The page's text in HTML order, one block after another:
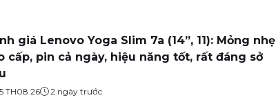
giá Lenovo Yoga Slim 7a (14”, 11): Mỏng nhẹ
cấp, pin cả ngày, hiệu năng tốt, rất đáng sở
TH08 26 2 ngày trước